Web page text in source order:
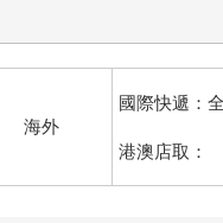
海外
國際快遞：
港澳店取：